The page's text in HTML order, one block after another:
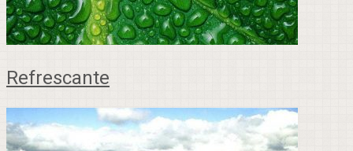
Refrescante